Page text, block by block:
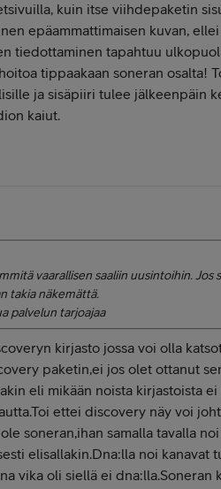
kuin itse viihdepaketin
epäammattimaisen kuvan,
tiedottaminen tapahtuu
tippaakaan soneran osalta!
ja sisäpiiri tulee jälkeenpäin
kaiut.
vaarallisen saaliin uusintoihin.
takia näkemättä.
palvelun tarjoajaa
kirjasto jossa voi olla
paketin,ei jos olet ottanut
eli mikään noista kirjastoista
ettei discovery näy voi
soneran,ihan samalla tavalla
elisallakin.Dna:lla noi kanavat
vika oli siellä ei dna:lla.Soneran